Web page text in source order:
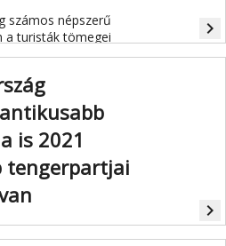
számos népszerű
a turisták tömegei
a helyieknek. Ezért
korlátozására és a
küzdelemre.
navigate_next
is 2021
tengerpartjai
elismerésben részesült
navigate_next